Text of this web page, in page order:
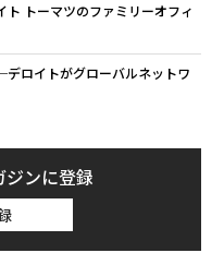
トーマツのファミリーオフィ
ロイトがグローバルネットワ
ンに登録